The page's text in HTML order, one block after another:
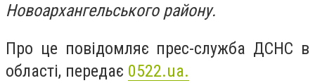
Новоархангельського району.
Про це повідомляє прес-служба ДСНС в
області, передає 0522.ua.